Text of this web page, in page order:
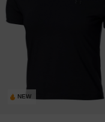
NEW